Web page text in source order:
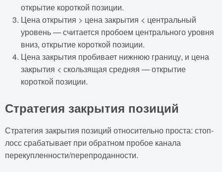
открытие короткой позиции.
Цена открытия > цена закрытия < центральный
уровень — считается пробоем центрального уровня
вниз, открытие короткой позиции.
Цена закрытия пробивает нижнюю границу, и цена
закрытия < скользящая средняя — открытие
короткой позиции.
Стратегия закрытия позиций
Стратегия закрытия позиций относительно проста: стоп-
лосс срабатывает при обратном пробое канала
перекупленности/перепроданности.